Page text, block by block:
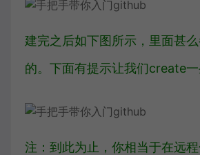
建完之后如下图所示，里面甚
的。下面有提示让我们create
注：到此为止，你相当于在远